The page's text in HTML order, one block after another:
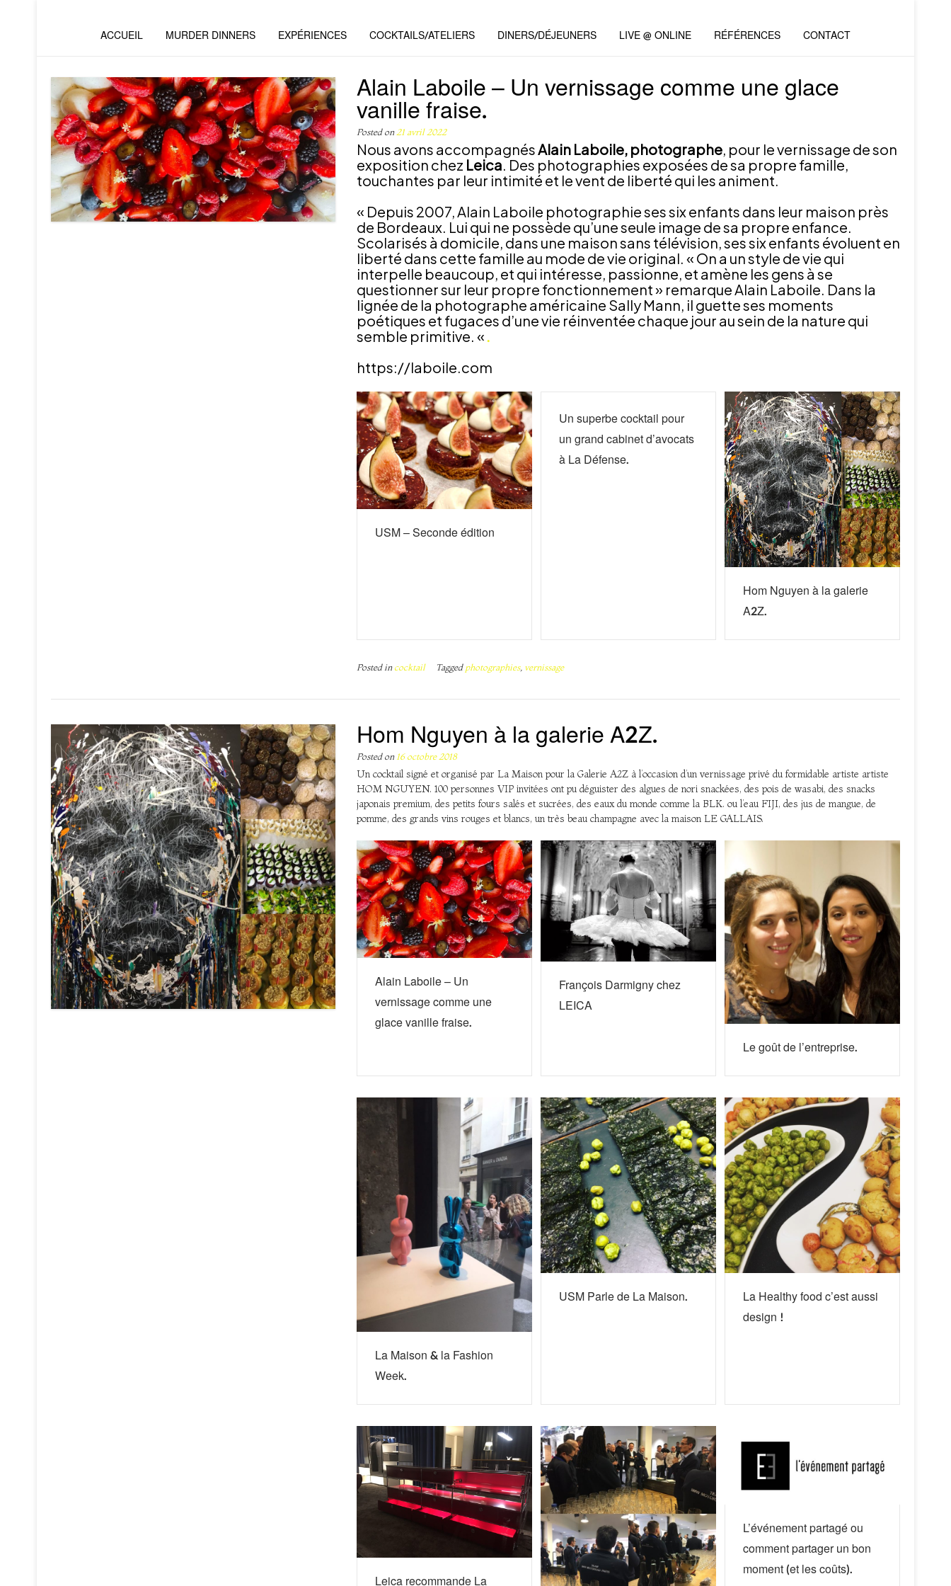
ACCUEIL MURDER DINNERS EXPÉRIENCES COCKTAILS/ATELIERS DINERS/DÉJEUNERS LIVE @ ONLINE RÉFÉRENCES CONTACT
Alain Laboile – Un vernissage comme une glace
vanille fraise.
Posted on21 avril 2022
Nous avons accompagnésAlain Laboile, photographe, pour le vernissage de son
exposition chez Leica. Des photographies exposées de sa propre famille,
touchantes par leur intimité et le vent de liberté qui les animent.
« Depuis 2007, Alain Laboile photographie ses six enfants dans leur maison près
de Bordeaux. Lui qui ne possède qu’une seule image de sa propre enfance.
Scolarisés à domicile, dans une maison sans télévision, ses six enfants évoluent en
liberté dans cette famille au mode de vie original. « On a un style de vie qui
interpelle beaucoup, et qui intéresse, passionne, et amène les gens à se
questionner sur leur propre fonctionnement » remarque Alain Laboile. Dans la
lignée de la photographe américaine Sally Mann, il guette ses moments
poétiques et fugaces d’une vie réinventée chaque jour au sein de la nature qui
semble primitive. «.
https://laboile.com
USM – Seconde édition
Un superbe cocktail pour
un grand cabinet d’avocats
à La Défense.
Hom Nguyen à la galerie
A2Z.
Posted in cocktail Tagged photographies, vernissage
Hom Nguyen à la galerie A2Z.
Posted on16 octobre 2018
Un cocktail signé et organisé par La Maison pour la Galerie A2Z à l’occasion d’un vernissage privé du formidable artiste artiste
HOM NGUYEN. 100 personnes VIP invitées ont pu déguister des algues de nori snackées, des pois de wasabi, des snacks
japonais premium, des petits fours salés et sucrées, des eaux du monde comme la BLK. ou l’eau FIJI, des jus de mangue, de
pomme, des grands vins rouges et blancs, un très beau champagne avec la maison LE GALLAIS.
Alain Laboile – Un
vernissage comme une
glace vanille fraise.
François Darmigny chez
LEICA
Le goût de l’entreprise.
La Maison & la Fashion
Week.
USM Parle de La Maison.
La Healthy food c’est aussi
design !
Leica recommande La
L’événement partagé ou
comment partager un bon
moment (et les coûts).